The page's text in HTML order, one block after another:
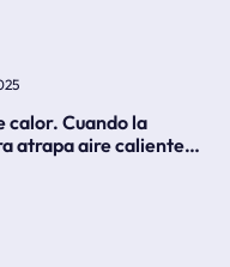
calor. Cuando la
atrapa aire caliente